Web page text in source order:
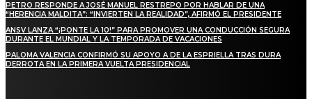
PETRO RESPONDE A JOSÉ MANUEL RESTREPO POR HABLAR DE UNA
“HERENCIA MALDITA”: “INVIERTEN LA REALIDAD”, AFIRMÓ EL PRESIDENTE
ANSV LANZA “¡PONTE LA 10!” PARA PROMOVER UNA CONDUCCIÓN SEGURA
DURANTE EL MUNDIAL Y LA TEMPORADA DE VACACIONES
PALOMA VALENCIA CONFIRMÓ SU APOYO A DE LA ESPRIELLA TRAS DURA
DERROTA EN LA PRIMERA VUELTA PRESIDENCIAL